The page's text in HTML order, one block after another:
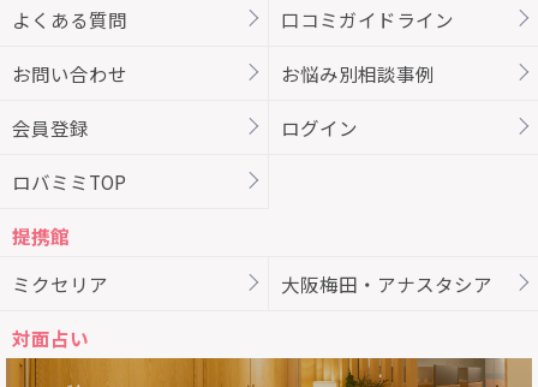
よくある質問 口コミガイドライン
お問い合わせ お悩み別相談事例
会員登録 ログイン
ロバミミTOP
提携館
ミクセリア
大阪梅田・アナスタシア
対面占い